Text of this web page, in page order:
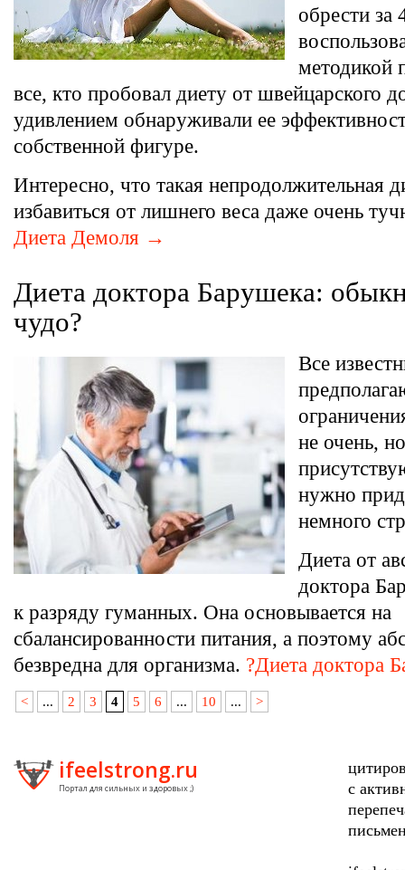
обрести за
методикой
все, кто пробовал диету от швейцарского
удивлением обнаруживали ее
собственной фигуре.
Интересно, что такая непродолжительная
избавиться от лишнего веса даже очень
Диета Демоля →
​Диета доктора Барушека:
чудо?
Все
не очень,
нужно
немного
Диета от
доктора
к разряду гуманных. Она основывается на
сбалансированности питания, а поэтому
безвредна для организма. ?Диета доктора
< ... 2 3 4 5 6 ... 10 ... >
ifeelstrong.ru
Портал для сильных и здоровых ;)
с